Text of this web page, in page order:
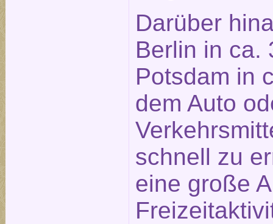
Darüber
Berlin in ca.
Potsdam in
dem Auto
schnell zu
eine große